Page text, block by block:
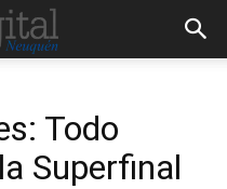
Todo
Superfinal